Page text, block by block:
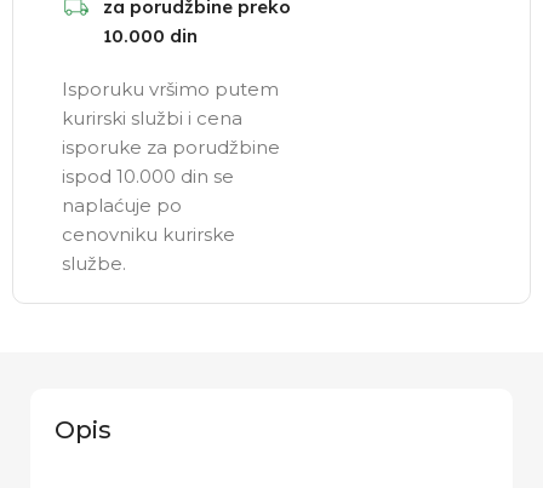
za porudžbine preko
10.000 din
Isporuku vršimo putem
kurirski službi i cena
isporuke za porudžbine
ispod 10.000 din se
naplaćuje po
cenovniku kurirske
službe.
Opis